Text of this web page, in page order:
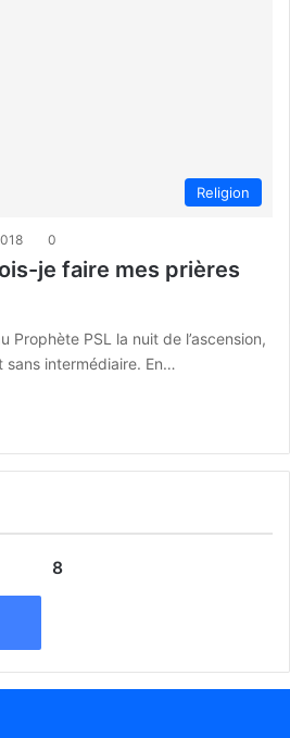
Religion
0
je faire mes prières
Prophète PSL la nuit de l’ascension,
sans intermédiaire. En…
8